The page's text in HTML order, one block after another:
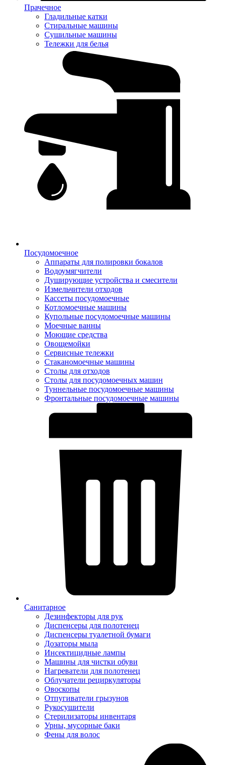
Прачечное
Гладильные катки
Стиральные машины
Сушильные машины
Тележки для белья
Посудомоечное
Аппараты для полировки бокалов
Водоумягчители
Душирующие устройства и смесители
Измельчители отходов
Кассеты посудомоечные
Котломоечные машины
Купольные посудомоечные машины
Моечные ванны
Моющие средства
Овощемойки
Сервисные тележки
Стаканомоечные машины
Столы для отходов
Столы для посудомоечных машин
Туннельные посудомоечные машины
Фронтальные посудомоечные машины
Санитарное
Дезинфекторы для рук
Диспенсеры для полотенец
Диспенсеры туалетной бумаги
Дозаторы мыла
Инсектицидные лампы
Машины для чистки обуви
Нагреватели для полотенец
Облучатели рециркуляторы
Овоскопы
Отпугиватели грызунов
Рукосушители
Стерилизаторы инвентаря
Урны, мусорные баки
Фены для волос